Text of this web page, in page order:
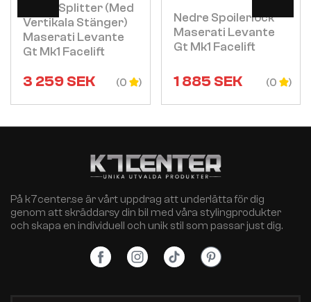
Bakre Splitter (med
Vertikala Stänger)
Maserati Levante
Gt Mk1 Facelift
3 259SEK (0
Nedre Spoilerlock
Maserati Levante
Gt Mk1 Facelift
1 885SEK (0
På k7center.se är vårt uppdrag att underlätta för dig
genom att skräddarsy din bil med våra stylingprodukter
och skapa en individuell och unik stil som passar just dig.